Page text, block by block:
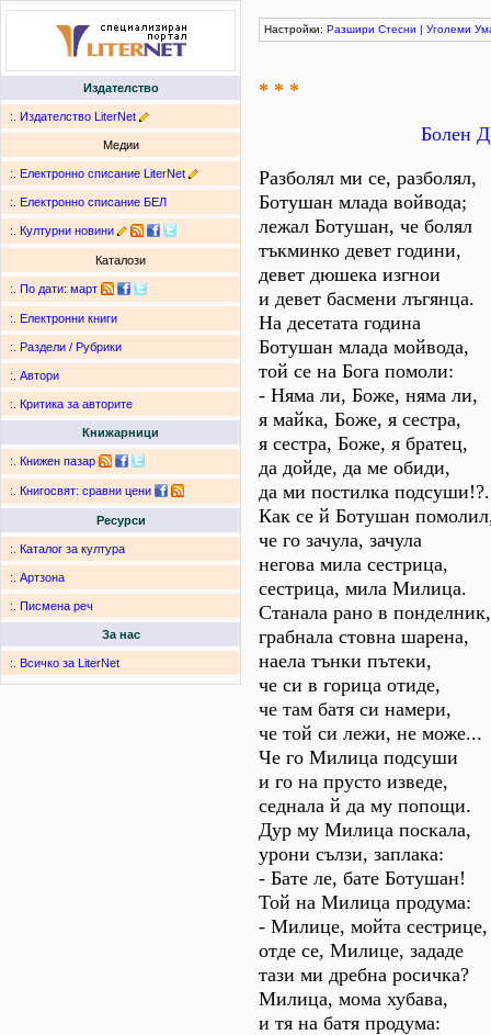
Издателство
:. Издателство LiterNet
Медии
:. Електронно списание LiterNet
:. Електронно списание БЕЛ
:. Културни новини
Каталози
:. По дати: март
:. Електронни книги
:. Раздели / Рубрики
:. Автори
:. Критика за авторите
Книжарници
:. Книжен пазар
:. Книгосвят: сравни цени
Ресурси
:. Каталог за култура
:. Артзона
:. Писмена реч
За нас
:. Всичко за LiterNet
Настройки: Разшири Стесни | Уголеми
* * *
Болен
Разболял ми се, разболял,
Ботушан млада войвода;
лежал Ботушан, че болял
тъкминко девет години,
девет дюшека изгнои
и девет басмени лъгянца.
На десетата година
Ботушан млада мойвода,
той се на Бога помоли:
- Няма ли, Боже, няма ли,
я майка, Боже, я сестра,
я сестра, Боже, я братец,
да дойде, да ме обиди,
да ми постилка
Как се й Ботушан
че го зачула, зачула
негова мила сестрица,
сестрица, мила Милица.
Станала рано в понделник,
грабнала стовна шарена,
наела тънки пътеки,
че си в горица отиде,
че там батя си намери,
че той си лежи, не може...
Че го Милица подсуши
и го на прусто изведе,
седнала й да му попощи.
Дур му Милица поскала,
урони сълзи, заплака:
- Бате ле, бате Ботушан!
Той на Милица продума:
- Милице, мойта сестрице,
отде се, Милице, зададе
тази ми дребна росичка?
Милица, мома хубава,
и тя на батя продума: